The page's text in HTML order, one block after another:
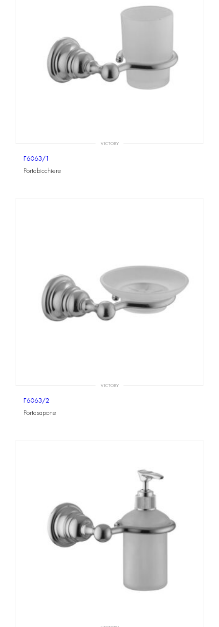
VICTORY
F6063/1
Portabicchiere
VICTORY
F6063/2
Portasapone